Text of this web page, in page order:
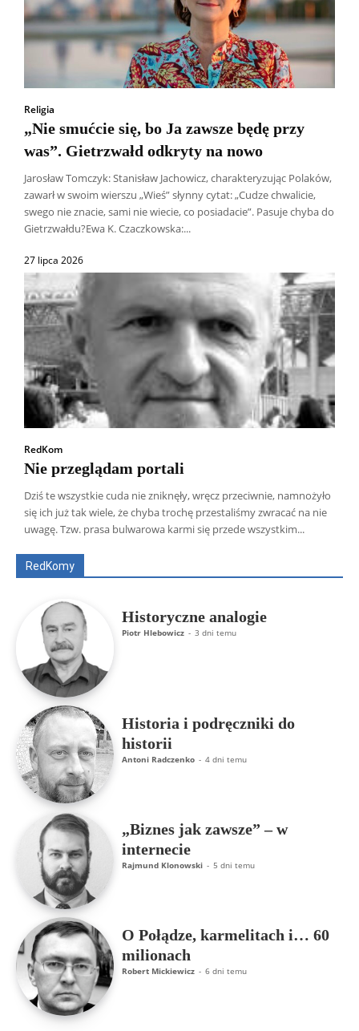
Religia
„Nie smućcie się, bo Ja zawsze będę przy
was”. Gietrzwałd odkryty na nowo
Jarosław Tomczyk: Stanisław Jachowicz, charakteryzując Polaków,
zawarł w swoim wierszu „Wieś” słynny cytat: „Cudze chwalicie,
swego nie znacie, sami nie wiecie, co posiadacie”. Pasuje chyba do
Gietrzwałdu?Ewa K. Czaczkowska:...
27 lipca 2026
RedKom
Nie przeglądam portali
Dziś te wszystkie cuda nie zniknęły, wręcz przeciwnie, namnożyło
się ich już tak wiele, że chyba trochę przestaliśmy zwracać na nie
uwagę. Tzw. prasa bulwarowa karmi się przede wszystkim...
RedKomy
Wszyscy Aleksander Borowik
Antoni Radczenko
Artur Płokszto
Grzegorz Górny
ks. Jarosław Wąsowicz SDB
Piotr Hlebowicz
Historyczne analogie
Piotr Hlebowicz - 3 dni temu
Historia i podręczniki do
historii
Antoni Radczenko - 4 dni temu
„Biznes jak zawsze” – w
internecie
Rajmund Klonowski - 5 dni temu
O Połądze, karmelitach i… 60
milionach
Robert Mickiewicz - 6 dni temu